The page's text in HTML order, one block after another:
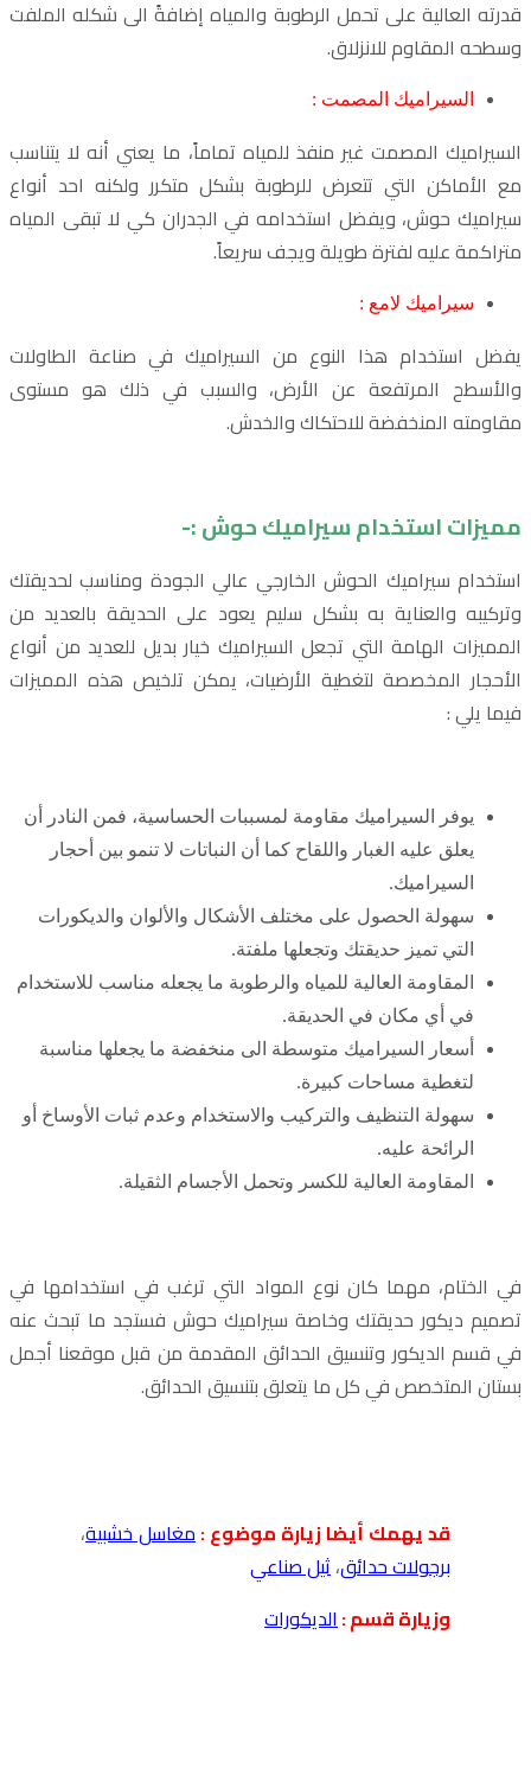
قدرته العالية على تحمل الرطوبة والمياه إضافةً الى شكله الملفت
وسطحه المقاوم للانزلاق.
السيراميك المصمت :
السيراميك المصمت غير منفذ للمياه تماماً، ما يعني أنه لا يتناسب
مع الأماكن التي تتعرض للرطوبة بشكل متكرر ولكنه احد أنواع
سيراميك حوش، ويفضل استخدامه في الجدران كي لا تبقى المياه
متراكمة عليه لفترة طويلة ويجف سريعاً.
سيراميك لامع :
يفضل استخدام هذا النوع من السيراميك في صناعة الطاولات
والأسطح المرتفعة عن الأرض، والسبب في ذلك هو مستوى
مقاومته المنخفضة للاحتكاك والخدش.
مميزات استخدام سيراميك حوش :-
استخدام سيراميك الحوش الخارجي عالي الجودة ومناسب لحديقتك
وتركيبه والعناية به بشكل سليم يعود على الحديقة بالعديد من
المميزات الهامة التي تجعل السيراميك خيار بديل للعديد من أنواع
الأحجار المخصصة لتغطية الأرضيات، يمكن تلخيص هذه المميزات
فيما يلي :
يوفر السيراميك مقاومة لمسببات الحساسية، فمن النادر أن
يعلق عليه الغبار واللقاح كما أن النباتات لا تنمو بين أحجار
السيراميك.
سهولة الحصول على مختلف الأشكال والألوان والديكورات
التي تميز حديقتك وتجعلها ملفتة.
المقاومة العالية للمياه والرطوبة ما يجعله مناسب للاستخدام
في أي مكان في الحديقة.
أسعار السيراميك متوسطة الى منخفضة ما يجعلها مناسبة
لتغطية مساحات كبيرة.
سهولة التنظيف والتركيب والاستخدام وعدم ثبات الأوساخ أو
الرائحة عليه.
المقاومة العالية للكسر وتحمل الأجسام الثقيلة.
في الختام، مهما كان نوع المواد التي ترغب في استخدامها في
تصميم ديكور حديقتك وخاصة سيراميك حوش فستجد ما تبحث عنه
في قسم الديكور وتنسيق الحدائق المقدمة من قبل موقعنا أجمل
بستان المتخصص في كل ما يتعلق بتنسيق الحدائق.
قد يهمك أيضا زيارة موضوع :مغاسل خشبية،
برجولات حدائق،ثيل صناعي
وزيارة قسم :الديكورات